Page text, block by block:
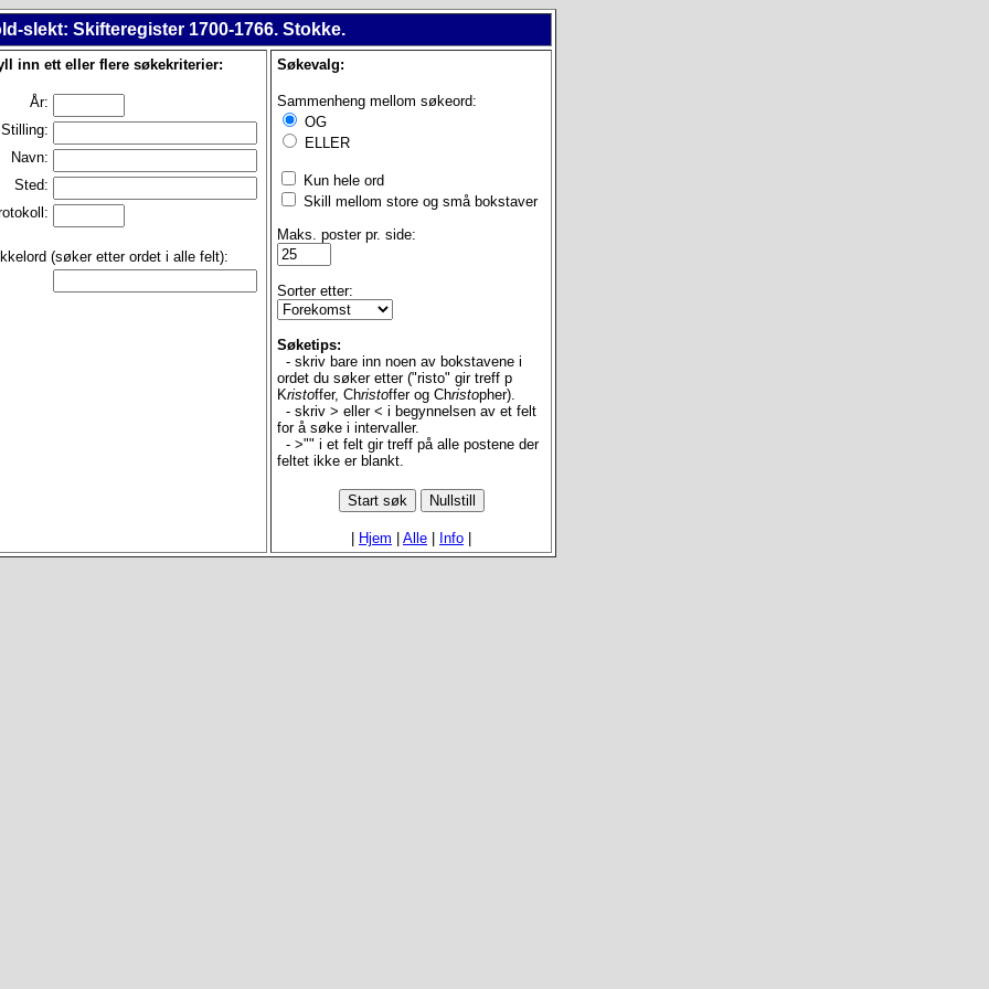
slekt: Skifteregister 1700-1766. Stokke.
inn ett eller flere søkekriterier:
År:
Stilling:
Navn:
Sted:
(søker etter ordet i alle felt):
Søkevalg:
Sammenheng mellom søkeord:
OG
ELLER
Kun hele ord
Skill mellom store og små bokstaver
Maks. poster pr. side:
Sorter etter:
Søketips:
- skriv bare inn noen av bokstavene i
ordet du søker etter ("risto" gir treff p
Kristoffer, Christoffer og Christopher).
- skriv > eller < i begynnelsen av et felt
for å søke i intervaller.
- >"" i et felt gir treff på alle postene der
feltet ikke er blankt.
Hjem Alle Info